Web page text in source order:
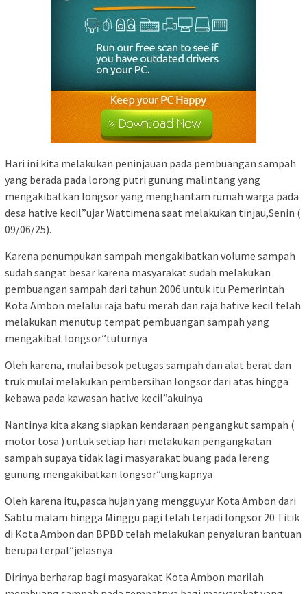
Hari ini kita melakukan peninjauan pada pembuangan sampah
yang berada pada lorong putri gunung malintang yang
mengakibatkan longsor yang menghantam rumah warga pada
desa hative kecil”ujar Wattimena saat melakukan tinjau,Senin (
09/06/25).
Karena penumpukan sampah mengakibatkan volume sampah
sudah sangat besar karena masyarakat sudah melakukan
pembuangan sampah dari tahun 2006 untuk itu Pemerintah
Kota Ambon melalui raja batu merah dan raja hative kecil telah
melakukan menutup tempat pembuangan sampah yang
mengakibat longsor”tuturnya
Oleh karena, mulai besok petugas sampah dan alat berat dan
truk mulai melakukan pembersihan longsor dari atas hingga
kebawa pada kawasan hative kecil”akuinya
Nantinya kita akang siapkan kendaraan pengangkut sampah (
motor tosa ) untuk setiap hari melakukan pengangkatan
sampah supaya tidak lagi masyarakat buang pada lereng
gunung mengakibatkan longsor”ungkapnya
Oleh karena itu,pasca hujan yang mengguyur Kota Ambon dari
Sabtu malam hingga Minggu pagi telah terjadi longsor 20 Titik
di Kota Ambon dan BPBD telah melakukan penyaluran bantuan
berupa terpal”jelasnya
Dirinya berharap bagi masyarakat Kota Ambon marilah